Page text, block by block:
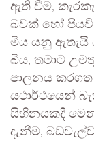
ඇති වීම,
බවක් හෝ පියවි
මිය යනු ඇතැයි
බිය, තමාට
පාලනය
යථාර්ථයෙන්
සිහිනයකදී
දැනීම,